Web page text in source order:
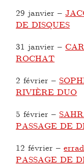
29 janvier –
DE DISQUES
31 janvier –
ROCHAT
2 février –
RIVIÈRE DUO
5 février –
PASSAGE DE
12 février –
PASSAGE DE